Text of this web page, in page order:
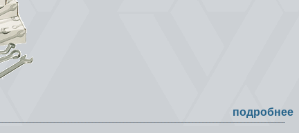
подробнее